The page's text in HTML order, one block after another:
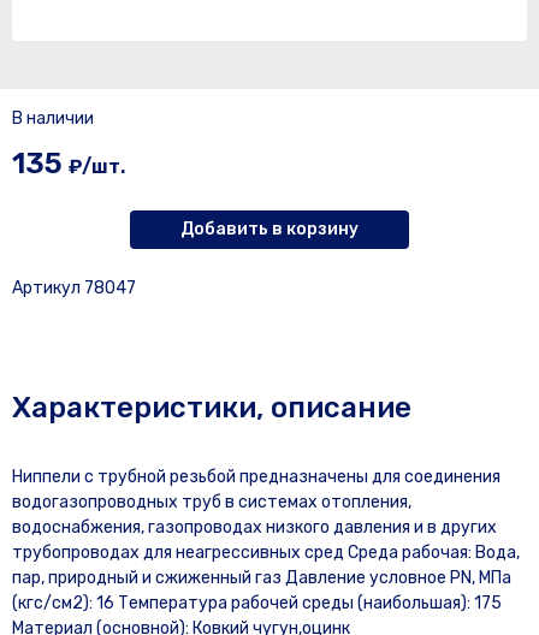
В наличии
135 ₽/шт.
Добавить в корзину
Артикул 78047
Характеристики, описание
Ниппели с трубной резьбой предназначены для соединения
водогазопроводных труб в системах отопления,
водоснабжения, газопроводах низкого давления и в других
трубопроводах для неагрессивных сред Среда рабочая: Вода,
пар, природный и сжиженный газ Давление условное PN, МПа
(кгс/см2): 16 Температура рабочей среды (наибольшая): 175
Материал (основной): Ковкий чугун,оцинк